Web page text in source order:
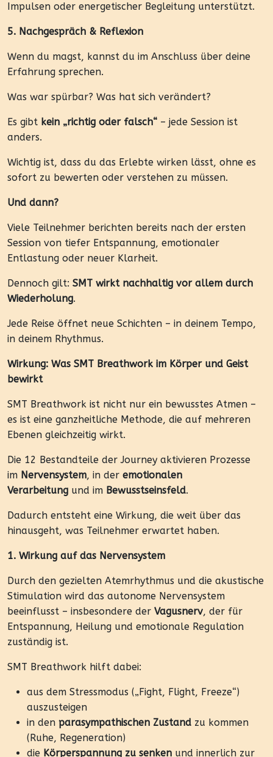
Impulsen oder energetischer Begleitung unterstützt.
5. Nachgespräch & Reflexion
Wenn du magst, kannst du im Anschluss über deine
Erfahrung sprechen.
Was war spürbar? Was hat sich verändert?
Es gibt kein „richtig oder falsch“ – jede Session ist
anders.
Wichtig ist, dass du das Erlebte wirken lässt, ohne es
sofort zu bewerten oder verstehen zu müssen.
Und dann?
Viele Teilnehmer berichten bereits nach der ersten
Session von tiefer Entspannung, emotionaler
Entlastung oder neuer Klarheit.
Dennoch gilt: SMT wirkt nachhaltig vor allem durch
Wiederholung.
Jede Reise öffnet neue Schichten – in deinem Tempo,
in deinem Rhythmus.
Wirkung: Was SMT Breathwork im Körper und Geist
bewirkt
SMT Breathwork ist nicht nur ein bewusstes Atmen –
es ist eine ganzheitliche Methode, die auf mehreren
Ebenen gleichzeitig wirkt.
Die 12 Bestandteile der Journey aktivieren Prozesse
im Nervensystem, in der emotionalen
Verarbeitung und im Bewusstseinsfeld.
Dadurch entsteht eine Wirkung, die weit über das
hinausgeht, was Teilnehmer erwartet haben.
1. Wirkung auf das Nervensystem
Durch den gezielten Atemrhythmus und die akustische
Stimulation wird das autonome Nervensystem
beeinflusst – insbesondere der Vagusnerv, der für
Entspannung, Heilung und emotionale Regulation
zuständig ist.
SMT Breathwork hilft dabei:
aus dem Stressmodus („Fight, Flight, Freeze“)
auszusteigen
in den parasympathischen Zustand zu kommen
(Ruhe, Regeneration)
die Körperspannung zu senken und innerlich zur